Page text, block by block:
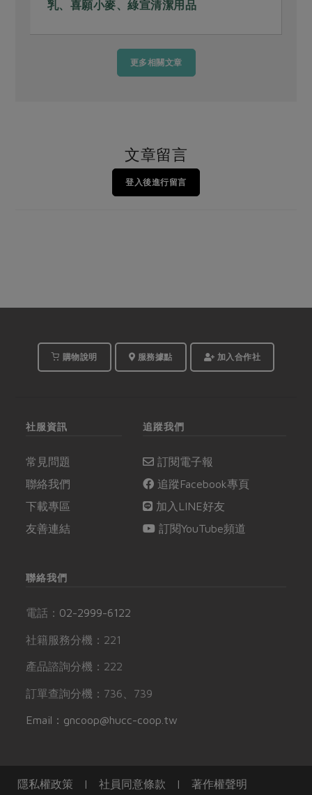
乳、喜願小麥、綠宣清潔用品
更多相關文章
文章留言
登入後進行留言
購物說明 服務據點 加入合作社
社服資訊
常見問題
聯絡我們
下載專區
友善連結
追蹤我們
訂閱電子報
追蹤Facebook專頁
加入LINE好友
訂閱YouTube頻道
聯絡我們
電話： 02-2999-6122
社籍服務分機：221
產品諮詢分機：222
訂單查詢分機：736、739
Email：gncoop@hucc-coop.tw
隱私權政策 | 社員同意條款 | 著作權聲明